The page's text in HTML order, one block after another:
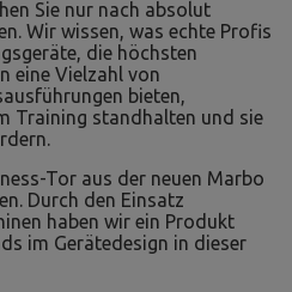
Sie nur nach absolut
Wir wissen, was echte Profis
die höchsten
eine Vielzahl von
bieten,
Training standhalten und sie
Tor aus der neuen Marbo
Durch den Einsatz
haben wir ein Produkt
im Gerätedesign in dieser